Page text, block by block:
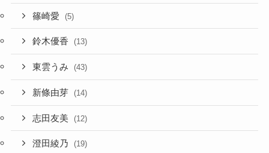
篠崎愛 (5)
鈴木優香 (13)
東雲うみ (43)
新條由芽 (14)
志田友美 (12)
澄田綾乃 (19)